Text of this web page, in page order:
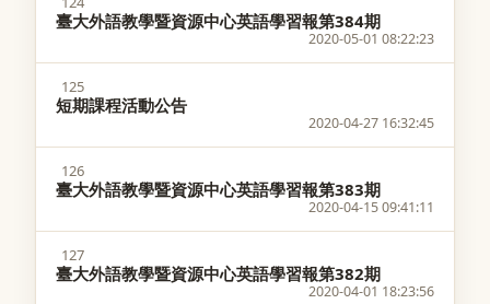
臺大外語教學暨資源中心英語學習報第384期
2020-05-01 08:22:23
125
短期課程活動公告
2020-04-27 16:32:45
126
臺大外語教學暨資源中心英語學習報第383期
2020-04-15 09:41:11
127
臺大外語教學暨資源中心英語學習報第382期
2020-04-01 18:23:56